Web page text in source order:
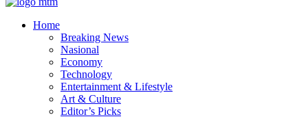
Home
Breaking News
Nasional
Economy
Technology
Entertainment & Lifestyle
Art & Culture
Editor’s Picks